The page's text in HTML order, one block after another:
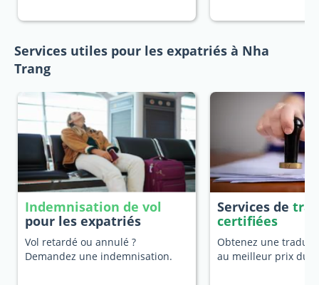
Services utiles pour les expatriés à Nha
Trang
Indemnisation de vol
pour les expatriés
Vol retardé ou annulé ?
Demandez une indemnisation.
Services de
certifiées
Obtenez une
au meilleur prix du